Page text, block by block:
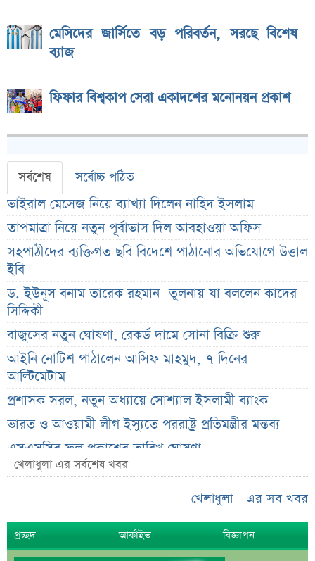
মেসিদের জার্সিতে বড় পরিবর্তন, সরছে বিশেষ
ব্যাজ
ফিফার বিশ্বকাপ সেরা একাদশের মনোনয়ন প্রকাশ
সর্বশেষ সর্বোচ্চ পঠিত
ভাইরাল মেসেজ নিয়ে ব্যাখ্যা দিলেন নাহিদ ইসলাম
তাপমাত্রা নিয়ে নতুন পূর্বাভাস দিল আবহাওয়া অফিস
সহপাঠীদের ব্যক্তিগত ছবি বিদেশে পাঠানোর অভিযোগে উত্তাল
ইবি
ড. ইউনূস বনাম তারেক রহমান—তুলনায় যা বললেন কাদের
সিদ্দিকী
বাজুসের নতুন ঘোষণা, রেকর্ড দামে সোনা বিক্রি শুরু
আইনি নোটিশ পাঠালেন আসিফ মাহমুদ, ৭ দিনের
আল্টিমেটাম
প্রশাসক সরল, নতুন অধ্যায়ে সোশ্যাল ইসলামী ব্যাংক
ভারত ও আওয়ামী লীগ ইস্যুতে পররাষ্ট্র প্রতিমন্ত্রীর মন্তব্য
এসএসসির ফল প্রকাশের তারিখ ঘোষণা
সৌদিতে বাংলাদেশিদের জন্য বড় সুখবর
নয় মাসের স্থবিরতা কাটিয়ে আবার গ্যাস পরিবহনে ইন্ট্রাকো
উচ্চ সুদেও মিলছে না আমানত, অবসায়নের প্রক্রিয়ায় ৫
আর্থিক প্রতিষ্ঠান
খেলাধুলা এর সর্বশেষ খবর
খেলাধুলা - এর সব খবর
প্রচ্ছদ আর্কাইভ বিজ্ঞাপন